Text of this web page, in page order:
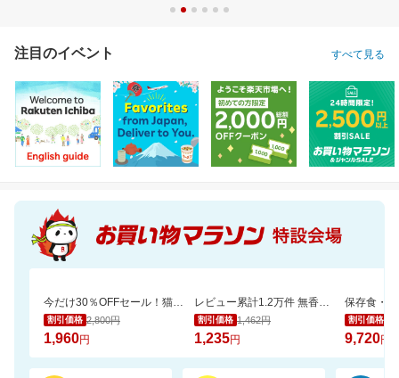
注目のイベント すべて見る
今だけ30％OFFセール！猫砂鉱物タイプ＼約一か月490円／【楽天オリジナル】
割引価格 2,800円
1,960円
レビュー累計1.2万件 無香料の国産エプソムソルト入浴剤で汗ばむ肌もすっきり
割引価格 1,462円
1,235円
割引価格
9,720円